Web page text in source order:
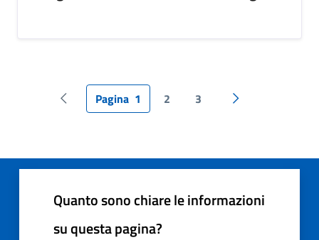
Pagina precedente
Pagina 1 2 3 Pagina
Quanto sono chiare le informazioni
su questa pagina?